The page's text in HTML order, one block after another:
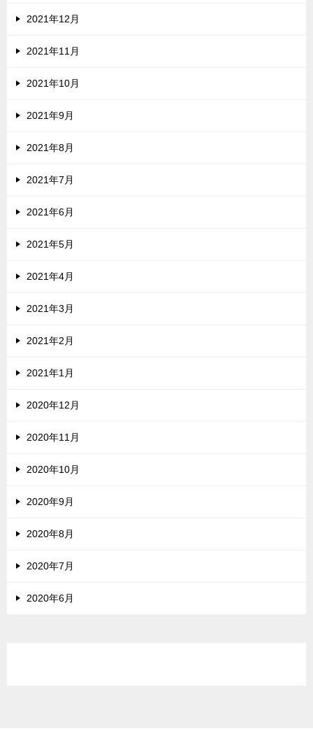
2021年12月
2021年11月
2021年10月
2021年9月
2021年8月
2021年7月
2021年6月
2021年5月
2021年4月
2021年3月
2021年2月
2021年1月
2020年12月
2020年11月
2020年10月
2020年9月
2020年8月
2020年7月
2020年6月